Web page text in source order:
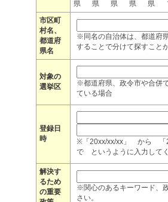
県
県
県
県
県
市区町
村名、
都道府
県名
※同名の自治体は、都道府
することで分けて探すこと
対象の
選挙区
※都道府県、政令市や合併
ている場合
登録日
時
※「20xx/xx/xx」 から 「
で というように入力してく
解決す
るため
の重要
※関心のあるキーワード、
さい。